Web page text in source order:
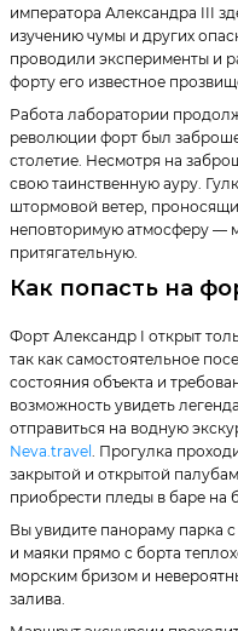
императора Александра III
изучению чумы и других
проводили эксперименты и
форту его известное
Работа лаборатории
революции форт был
столетие. Несмотря на
свою таинственную ауру.
штормовой ветер,
неповторимую атмосферу —
притягательную.
Как попасть на
Форт Александр I открыт
так как самостоятельное
состояния объекта и
возможность увидеть
отправиться на водную
Neva.travel . Прогулка
закрытой и открытой
приобрести пледы в баре на
Вы увидите панораму парка
и маяки прямо с борта
морским бризом и
залива.